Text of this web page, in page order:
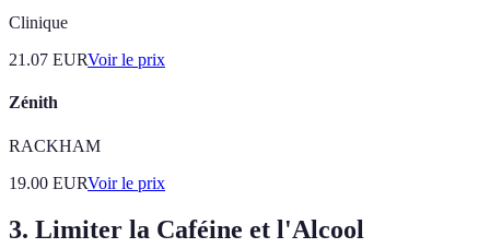
Clinique
21.07 EURVoir le prix
Zénith
RACKHAM
19.00 EURVoir le prix
3. Limiter la Caféine et l'Alcool